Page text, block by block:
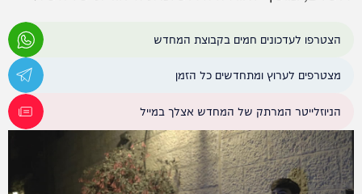
הצטרפו לעדכונים חמים בקבוצת המחדש
מצטרפים לערוץ ומתחדשים כל הזמן
הניוזלייטר המרתק של המחדש אצלך במייל